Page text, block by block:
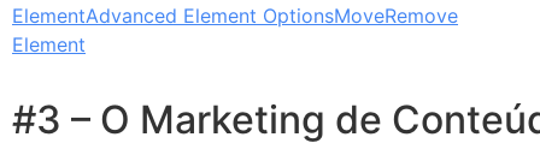
ElementAdvanced Element OptionsMoveRemove
Element
#3 – O Marketing de